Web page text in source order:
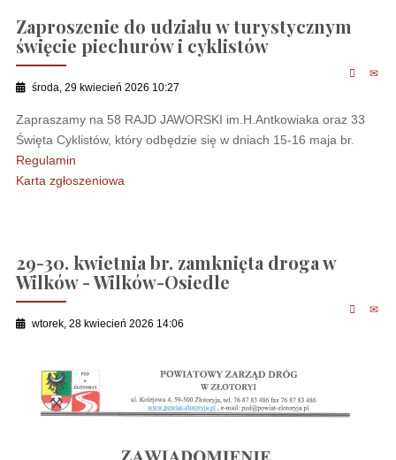
Zaproszenie do udziału w turystycznym
święcie piechurów i cyklistów
środa, 29 kwiecień 2026 10:27
Zapraszamy na 58 RAJD JAWORSKI im.H.Antkowiaka oraz 33
Święta Cyklistów, który odbędzie się w dniach 15-16 maja br.
Regulamin
Karta zgłoszeniowa
29-30. kwietnia br. zamknięta droga w
Wilków - Wilków-Osiedle
wtorek, 28 kwiecień 2026 14:06